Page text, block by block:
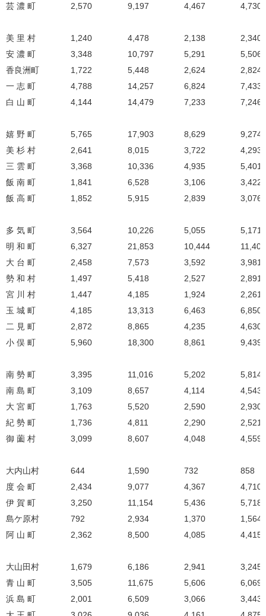
芸 濃 町
2,570 9,197 4,467 4,730
美 里 村 1,240 4,478 2,138
2,340
安 濃 町
3,348 10,797 5,291
5,506
香良洲町
1,722 5,448 2,624
2,824
一 志 町
4,788 14,257 6,824
7,433
白 山 町
4,144 14,479 7,233 7,246
嬉 野 町 5,765 17,903 8,629
9,274
美 杉 村
2,641 8,015 3,722
4,293
三 雲 町
3,368 10,336 4,935
5,401
飯 南 町
1,841 6,528 3,106
3,422
飯 高 町
1,852 5,915 2,839 3,076
多 気 町 3,564 10,226 5,055
5,171
明 和 町
6,327 21,853 10,444
11,409
大 台 町
2,458 7,573 3,592
3,981
勢 和 村
1,497 5,418 2,527
2,891
宮 川 村
1,447 4,185 1,924
2,261
玉 城 町
4,185 13,313 6,463
6,850
二 見 町
2,872 8,865 4,235
4,630
小 俣 町
5,960 18,300 8,861 9,439
南 勢 町 3,395 11,016 5,202
5,814
南 島 町
3,109 8,657 4,114
4,543
大 宮 町
1,763 5,520 2,590
2,930
紀 勢 町
1,736 4,811 2,290
2,521
御 薗 村
3,099 8,607 4,048 4,559
大内山村 644 1,590 732
858
度 会 町
2,434 9,077 4,367
4,710
伊 賀 町
3,250 11,154 5,436
5,718
島ケ原村
792 2,934 1,370
1,564
阿 山 町
2,362 8,500 4,085 4,415
大山田村 1,679 6,186 2,941
3,245
青 山 町
3,505 11,675 5,606
6,069
浜 島 町
2,001 6,509 3,066
3,443